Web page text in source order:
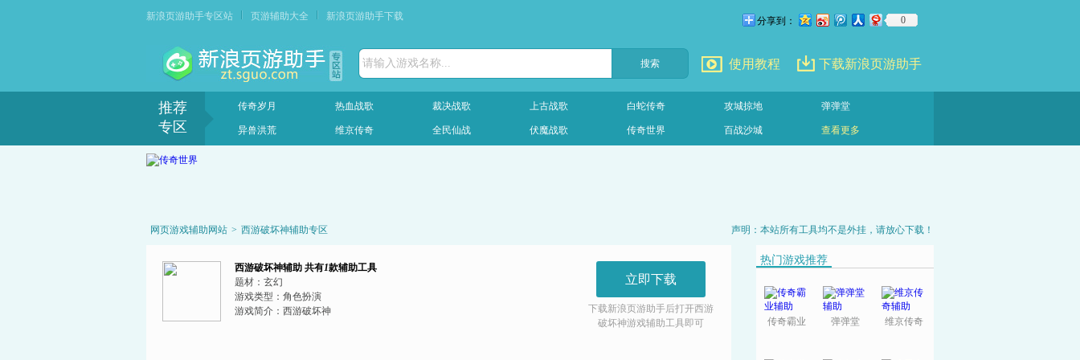
新浪页游助手专区站 页游辅助大全 新浪页游助手下载 分享到： 0
请输入游戏名称... 使用教程 下载新浪页游助手
推荐
专区
传奇岁月 热血战歌 裁决战歌 上古战歌 白蛇传奇 攻城掠地 弹弹堂
异兽洪荒 维京传奇 全民仙战 伏魔战歌 传奇世界 百战沙城 查看更多
网页游戏辅助网站 > 西游破坏神辅助专区 声明：本站所有工具均不是外挂，请放心下载！
西游破坏神辅助 共有1款辅助工具
题材： 玄幻
游戏类型： 角色扮演
游戏简介： 西游破坏神
立即下载
下载新浪页游助手后打开西游
破坏神游戏辅助工具即可
热门游戏推荐
传奇霸业 弹弹堂 维京传奇